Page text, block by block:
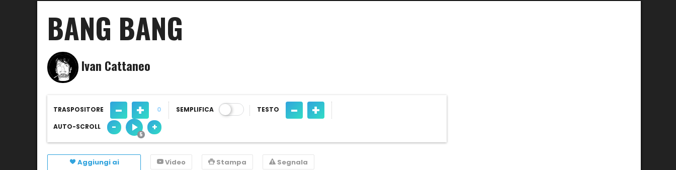
BANG BANG
Ivan Cattaneo
TRASPOSITORE - + 0 SEMPLIFICA TESTO - +
AUTO-SCROLL - +
Aggiungi ai
Video Stampa Segnala